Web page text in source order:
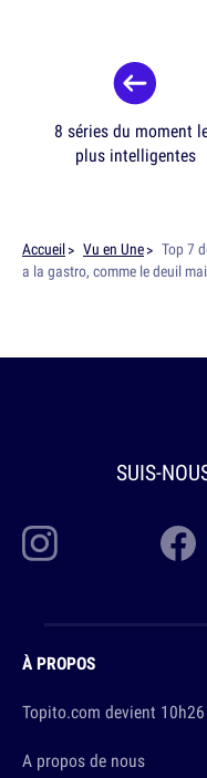
8 séries du moment
plus intelligentes
Accueil Vu en Une
Top 7
a la gastro, comme le deuil
SUIS-
À PROPOS
Topito.com devient 10h26
A propos de nous